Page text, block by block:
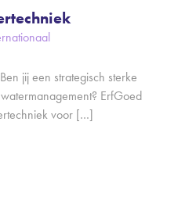
jij een strategisch sterke
ErfGoed
voor […]